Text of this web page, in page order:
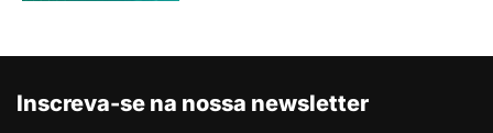
Inscreva-se na nossa newsletter